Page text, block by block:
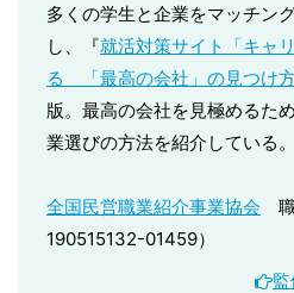
多くの学生と企業をマッチン
し、『就活対策サイト「キャ
る 「最高の会社」の見つけ
版。最高の会社を見極めるた
業選びの方法を紹介している。
全国民営職業紹介事業協会
190515132-01459）